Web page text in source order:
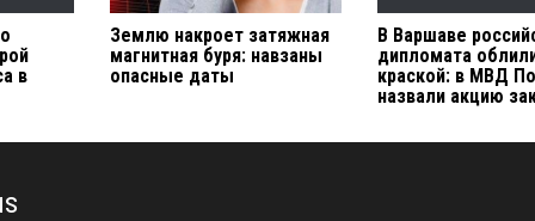
в
Землю накроет затяжная
магнитная буря: навзаны
опасные даты
В Варшаве
дипломата
краской: в МВД
назвали акцию